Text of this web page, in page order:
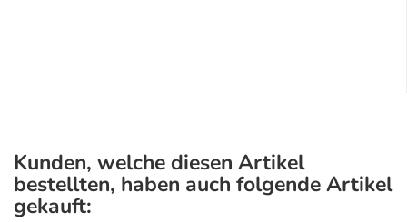
Kunden, welche diesen Artikel
bestellten, haben auch folgende Artikel
gekauft: